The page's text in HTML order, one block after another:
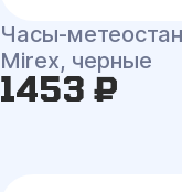
Часы-
Mirex, черные
1453 ₽